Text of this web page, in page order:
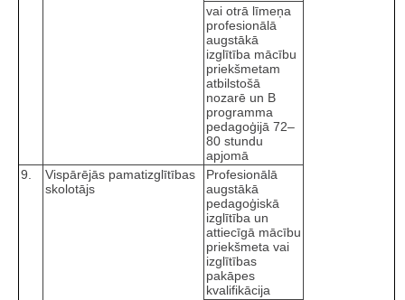
vai otrā līmeņa
profesionālā
augstākā
izglītība mācību
priekšmetam
atbilstošā
nozarē un B
programma
pedagoģijā 72–
80 stundu
apjomā
9.
Vispārējās pamatizglītības
skolotājs
Profesionālā
augstākā
pedagoģiskā
izglītība un
attiecīgā mācību
priekšmeta vai
izglītības
pakāpes
kvalifikācija